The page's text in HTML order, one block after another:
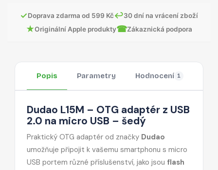
✓Doprava zdarma od 599 Kč↩30 dní na vrácení zboží
★Originální Apple produkty☎Zákaznická podpora
Popis Parametry Hodnocení 1
Dudao L15M – OTG adaptér z USB
2.0 na micro USB – šedý
Praktický OTG adaptér od značky Dudao
umožňuje připojit k vašemu smartphonu s micro
USB portem různé příslušenství, jako jsou flash